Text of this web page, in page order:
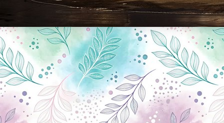
Новини Чернігова, Чернігівські новини, Чернігівський формат, новини Чернігова, події в Чернігові: політика, економіка, аналітика, культура, відеоновини, екологія, спортивний Чернігів, туризм, Чернігів